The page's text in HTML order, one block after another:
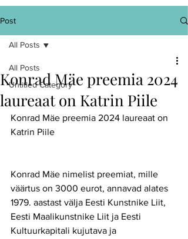
Post
All Posts
Untitled Category
All Posts
Konrad Mäe preemia 2024
laureaat on Katrin Piile
Konrad Mäe preemia 2024 laureaat on
Katrin Piile
Konrad Mäe nimelist preemiat, mille
väärtus on 3000 eurot, annavad alates
1979. aastast välja Eesti Kunstnike Liit,
Eesti Maalikunstnike Liit ja Eesti
Kultuurkapitali kujutava ja